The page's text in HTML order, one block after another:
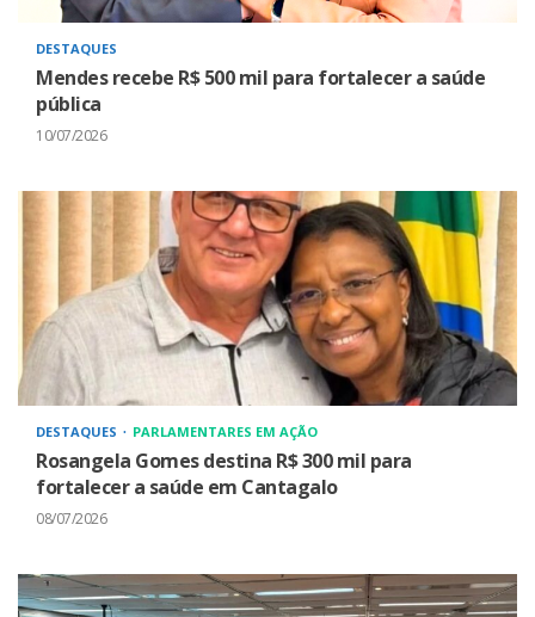
DESTAQUES
Mendes recebe R$ 500 mil para fortalecer a saúde
pública
10/07/2026
DESTAQUES PARLAMENTARES EM AÇÃO
Rosangela Gomes destina R$ 300 mil para
fortalecer a saúde em Cantagalo
08/07/2026